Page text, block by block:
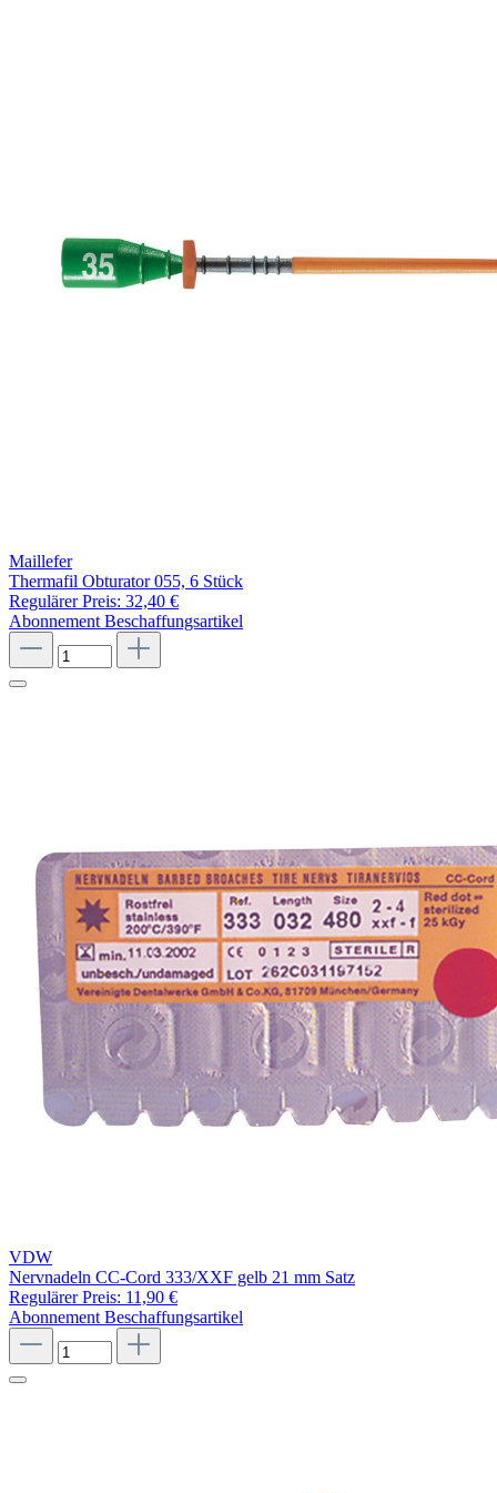
Maillefer
Thermafil Obturator 055, 6 Stück
Regulärer Preis: 32,40 €
Abonnement Beschaffungsartikel
VDW
Nervnadeln CC-Cord 333/XXF gelb 21 mm Satz
Regulärer Preis: 11,90 €
Abonnement Beschaffungsartikel